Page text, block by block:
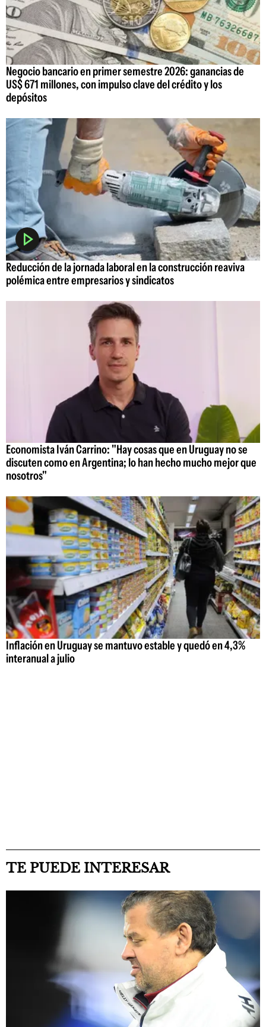
Negocio bancario en primer semestre 2026: ganancias de
US$ 671 millones, con impulso clave del crédito y los
depósitos
Reducción de la jornada laboral en la construcción reaviva
polémica entre empresarios y sindicatos
Economista Iván Carrino: "Hay cosas que en Uruguay no se
discuten como en Argentina; lo han hecho mucho mejor que
nosotros"
Inflación en Uruguay se mantuvo estable y quedó en 4,3%
interanual a julio
TE PUEDE INTERESAR